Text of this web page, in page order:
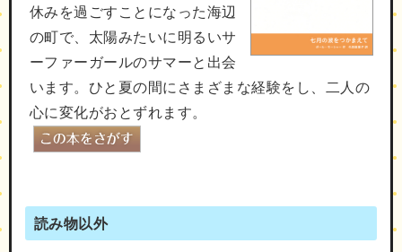
休みを過ごすことになった海辺
の町で、太陽みたいに明るいサ
ーファーガールのサマーと出会
います。ひと夏の間にさまざまな経験をし、二人の
心に変化がおとずれます。
読み物以外